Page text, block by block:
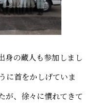
身の蔵人も参加しまし
に首をかしげていま
が、徐々に慣れてきて